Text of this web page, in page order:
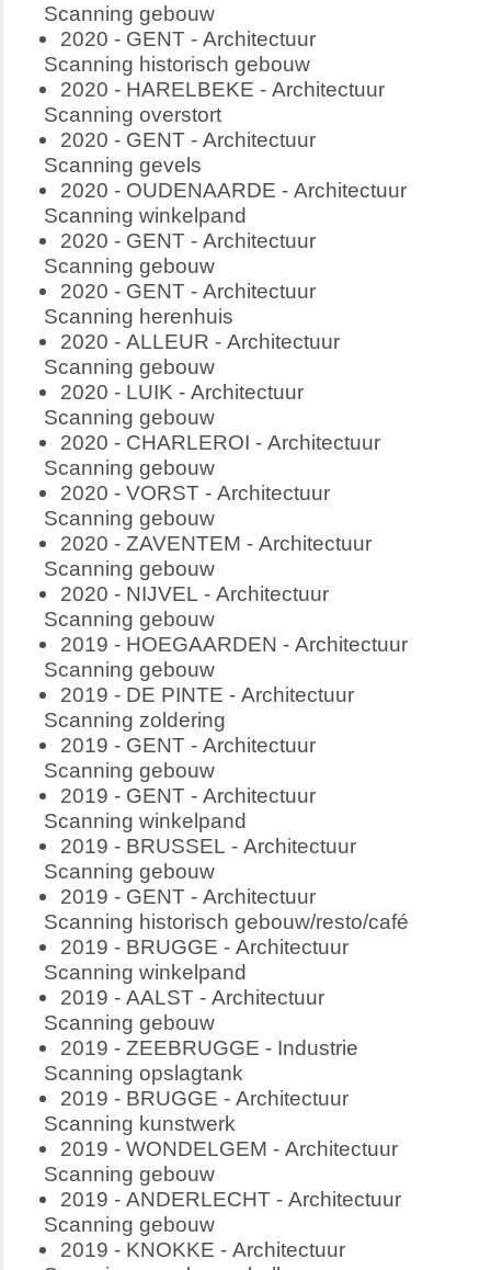
Scanning gebouw
2020 - GENT - Architectuur
Scanning historisch gebouw
2020 - HARELBEKE - Architectuur
Scanning overstort
2020 - GENT - Architectuur
Scanning gevels
2020 - OUDENAARDE - Architectuur
Scanning winkelpand
2020 - GENT - Architectuur
Scanning gebouw
2020 - GENT - Architectuur
Scanning herenhuis
2020 - ALLEUR - Architectuur
Scanning gebouw
2020 - LUIK - Architectuur
Scanning gebouw
2020 - CHARLEROI - Architectuur
Scanning gebouw
2020 - VORST - Architectuur
Scanning gebouw
2020 - ZAVENTEM - Architectuur
Scanning gebouw
2020 - NIJVEL - Architectuur
Scanning gebouw
2019 - HOEGAARDEN - Architectuur
Scanning gebouw
2019 - DE PINTE - Architectuur
Scanning zoldering
2019 - GENT - Architectuur
Scanning gebouw
2019 - GENT - Architectuur
Scanning winkelpand
2019 - BRUSSEL - Architectuur
Scanning gebouw
2019 - GENT - Architectuur
Scanning historisch gebouw/resto/café
2019 - BRUGGE - Architectuur
Scanning winkelpand
2019 - AALST - Architectuur
Scanning gebouw
2019 - ZEEBRUGGE - Industrie
Scanning opslagtank
2019 - BRUGGE - Architectuur
Scanning kunstwerk
2019 - WONDELGEM - Architectuur
Scanning gebouw
2019 - ANDERLECHT - Architectuur
Scanning gebouw
2019 - KNOKKE - Architectuur